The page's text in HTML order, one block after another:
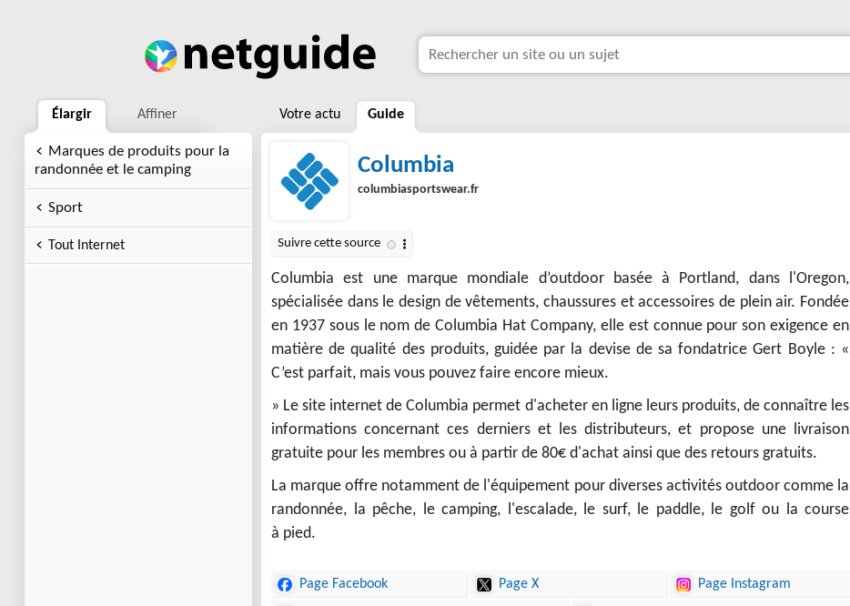
Élargir Affiner
Marques de produits pour la
randonnée et le camping
Sport
Tout Internet
Votre actu Guide
Columbia
columbiasportswear.fr
Columbia est une marque mondiale d’outdoor basée à Portland, dans l'Oregon,
spécialisée dans le design de vêtements, chaussures et accessoires de plein air. Fondée
en 1937 sous le nom de Columbia Hat Company, elle est connue pour son exigence en
matière de qualité des produits, guidée par la devise de sa fondatrice Gert Boyle : «
C’est parfait, mais vous pouvez faire encore mieux.
» Le site internet de Columbia permet d'acheter en ligne leurs produits, de connaître les
informations concernant ces derniers et les distributeurs, et propose une livraison
gratuite pour les membres ou à partir de 80€ d'achat ainsi que des retours gratuits.
La marque offre notamment de l'équipement pour diverses activités outdoor comme la
randonnée, la pêche, le camping, l'escalade, le surf, le paddle, le golf ou la course
à pied.
Page Facebook Page X
Page Instagram